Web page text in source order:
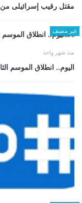
مقتل رقيب إسرائيلى من
غير مصنف
منذ شهر واحد
اليوم.. انطلاق الموسم